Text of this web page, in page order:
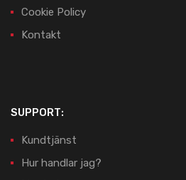
Cookie Policy
Kontakt
SUPPORT:
Kundtjänst
Hur handlar jag?